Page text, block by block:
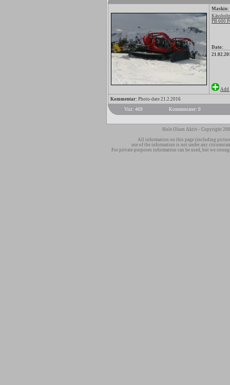
Maskin:
PB 600
Dato:
Add
Kommentar: Photo-date 21.2.2016
Vist: 469
Kommentarer: 0
Hole Olsen Aktiv - Copyright
All information on this page (including
use of the information is not under any
For private purposes information can be used, but we